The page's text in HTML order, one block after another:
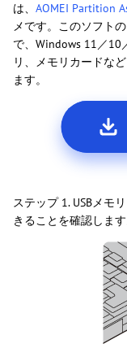
は、 AOMEI Partition
メです。このソフト
で、Windows 11／10
リ、メモリカードな
ます。
ステップ 1. USBメモ
きることを確認します